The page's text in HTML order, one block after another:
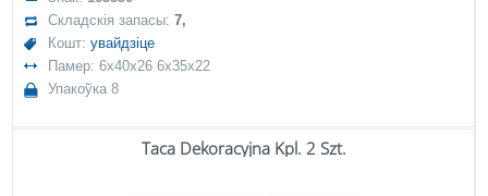
Складскія запасы:7,
Кошт:увайдзіце
Памер: 6x40x26 6x35x22
Упакоўка 8
Taca Dekoracyjna Kpl. 2 Szt.